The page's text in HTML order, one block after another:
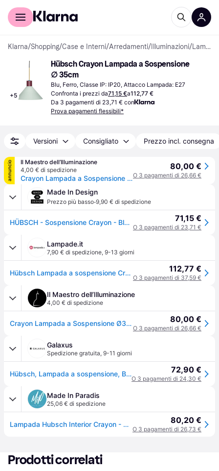
Per il tuo shopping
Klarna/Shopping/Case e Interni/Arredamenti/ Illuminazioni/ Lampade a Sospensione
+5
Hübsch Crayon Lampada a Sospensione
∅ 35cm
Blu, Ferro, Classe IP: IP20, Attacco Lampada: E27
Confronta i prezzi da71,15 €a112,77 €
Da 3 pagamenti di 23,71 € con
Prova pagamenti flessibili*
Versioni Consigliato Prezzo incl. consegna
annuncio
Il Maestro dell’Illuminazione
4,00 € di spedizione
Crayon Lampada a Sospensione Ø35 Beige/Blu Menta/Bourdeaux - Hübsch - Sala da pranzo - Design - Metallo - Singola lampadina
80,00 €
O 3 pagamenti di 26,66 €
Made In Design
Prezzo più basso·9,90 € di spedizione
HÜBSCH - Sospensione Crayon - Blu - Ferro laccato 71,15 €
O 3 pagamenti di 23,71 €
Lampade.it
7,90 € di spedizione, 9-13 giorni
Hübsch Lampada a sospensione Crayon, dimmerabile, Blu, Soggiorno / Sala da pranzo, Metallo, Design, Lampada a sospensione 112,77 €
O 3 pagamenti di 37,59 €
Il Maestro dell’Illuminazione
4,00 € di spedizione
Crayon Lampada a Sospensione Ø35 Beige/Blu Menta/Bourdeaux - Hübsch - Sala da pranzo - Design - Metallo - Singola lampadina 80,00 €
O 3 pagamenti di 26,66 €
Galaxus
Spedizione gratuita, 9-11 giorni
Hübsch, Lampada a sospensione, Brnaby (E27) 72,90 €
O 3 pagamenti di 24,30 €
Made In Paradis
25,06 € di spedizione
Lampada Hubsch Interior Crayon - Bleu - 35x38 cm 80,20 €
O 3 pagamenti di 26,73 €
Prodotti correlati